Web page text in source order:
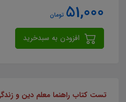
51,000 تومان